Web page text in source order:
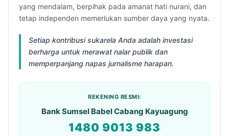
yang mendalam, berpihak pada amanat hati nurani, dan
tetap independen memerlukan sumber daya yang nyata.
Setiap kontribusi sukarela Anda adalah investasi
berharga untuk merawat nalar publik dan
memperpanjang napas jurnalisme harapan.
REKENING RESMI:
Bank Sumsel Babel Cabang Kayuagung
1480 9013 983